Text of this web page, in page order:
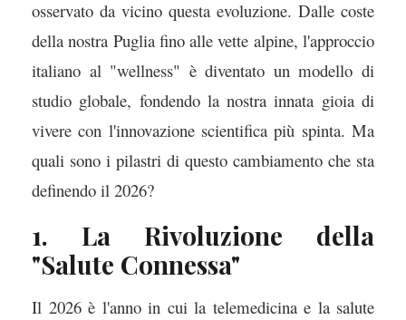
osservato da vicino questa evoluzione. Dalle coste
della nostra Puglia fino alle vette alpine, l'approccio
italiano al "wellness" è diventato un modello di
studio globale, fondendo la nostra innata gioia di
vivere con l'innovazione scientifica più spinta. Ma
quali sono i pilastri di questo cambiamento che sta
definendo il 2026?
1. La Rivoluzione della
"Salute Connessa"
Il 2026 è l'anno in cui la telemedicina e la salute